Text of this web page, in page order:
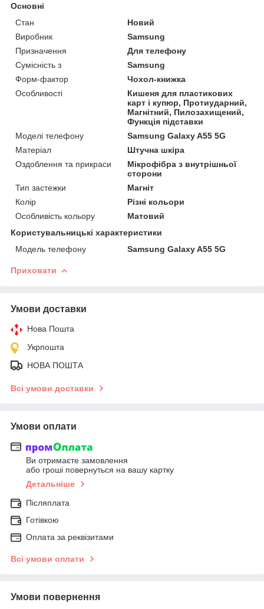
Основні
Стан
Новий
Виробник
Samsung
Призначення
Для телефону
Сумісність з
Samsung
Форм-фактор
Чохол-книжка
Особливості
Кишеня для пластикових
карт і купюр, Протиударний,
Магнітний, Пилозахищений,
Функція підставки
Моделі телефону
Samsung Galaxy A55 5G
Матеріал
Штучна шкіра
Оздоблення та прикраси
Мікрофібра з внутрішньої
сторони
Тип застежки
Магніт
Колір
Різні кольори
Особливість кольору
Матовий
Користувальницькі характеристики
Модель телефону
Samsung Galaxy A55 5G
Приховати
Умови доставки
Нова Пошта
Укрпошта
НОВА ПОШТА
Всі умови доставки
Умови оплати
Ви отримаєте замовлення
або гроші повернуться на вашу картку
Детальніше
Післяплата
Готівкою
Оплата за реквізитами
Всі умови оплати
Умови повернення